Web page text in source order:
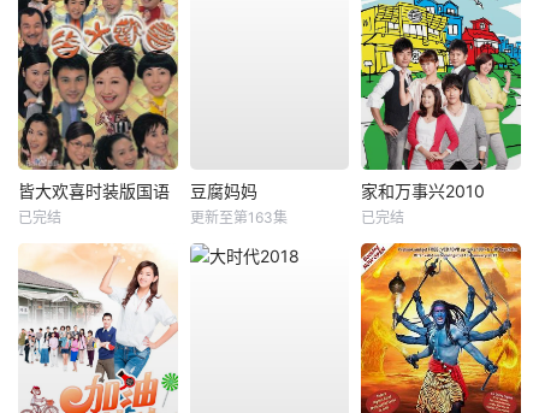
皆大欢喜时装版国语
已完结
豆腐妈妈
更新至第163集
家和万事兴2010
已完结